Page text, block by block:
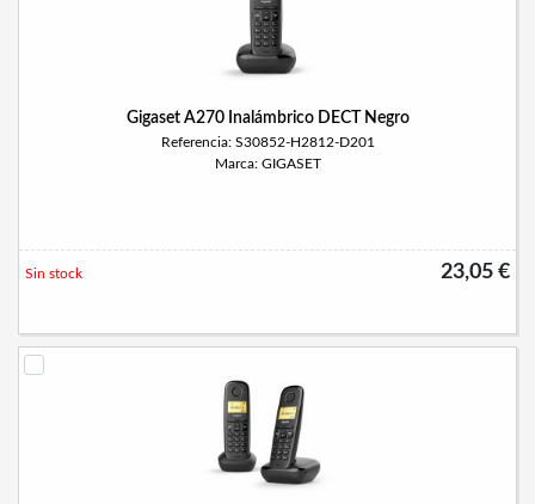
Gigaset A270 Inalámbrico DECT Negro
Referencia: S30852-H2812-D201
Marca: GIGASET
23,05 €
Sin stock